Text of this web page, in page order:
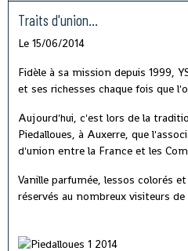
Traits d'union...
Le 15/06/2014
Fidèle à sa mission depuis 1999,
et ses richesses chaque fois que
Aujourd'hui, c'est lors de la
Piedalloues, à Auxerre, que
d'union entre la France et les
Vanille parfumée, lessos colorés
réservés au nombreux visiteurs